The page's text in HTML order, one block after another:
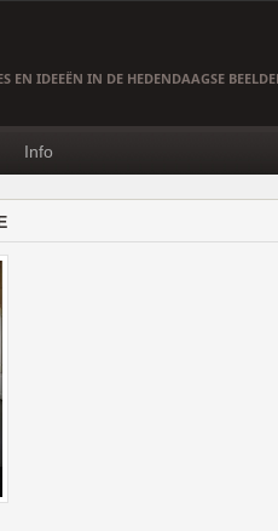
EN IDEEËN IN DE HEDENDAAGSE
Info